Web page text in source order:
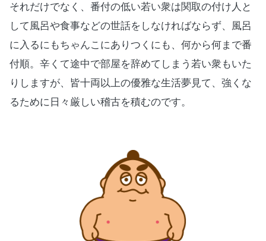
それだけでなく、番付の低い若い衆は関取の付け人と
して風呂や食事などの世話をしなければならず、風呂
に入るにもちゃんこにありつくにも、何から何まで番
付順。辛くて途中で部屋を辞めてしまう若い衆もいた
りしますが、皆十両以上の優雅な生活夢見て、強くな
るために日々厳しい稽古を積むのです。